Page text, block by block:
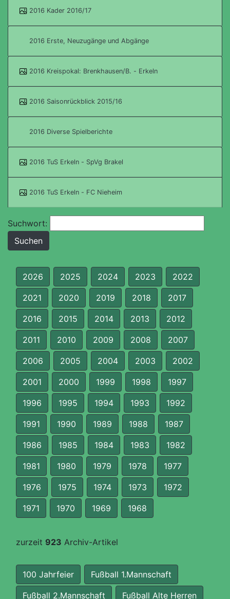
2016 Kader 2016/17
2016 Erste, Neuzugänge und Abgänge
2016 Kreispokal: Brenkhausen/B. - Erkeln
2016 Saisonrückblick 2015/16
2016 Diverse Spielberichte
2016 TuS Erkeln - SpVg Brakel
2016 TuS Erkeln - FC Nieheim
Suchwort:
2026 2025 2024 2023 2022
2021 2020 2019 2018 2017
2016 2015 2014 2013 2012
2011 2010 2009 2008 2007
2006 2005 2004 2003 2002
2001 2000 1999 1998 1997
1996 1995 1994 1993 1992
1991 1990 1989 1988 1987
1986 1985 1984 1983 1982
1981 1980 1979 1978 1977
1976 1975 1974 1973 1972
1971 1970 1969 1968
zurzeit 923 Archiv-Artikel
100 Jahrfeier Fußball 1.Mannschaft
Fußball 2.Mannschaft Fußball Alte Herren